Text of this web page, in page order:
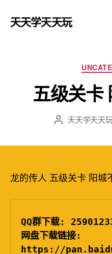
天天学天天玩
五级关卡
文 天天学天天
龙的传人 五级关卡 阳城
QQ群下载:
网盘下载链接:
https://